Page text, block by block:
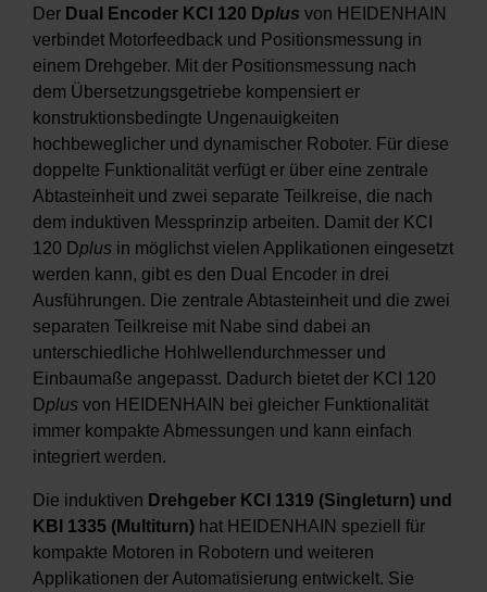
Der Dual Encoder KCI 120 Dplus von HEIDENHAIN
verbindet Motorfeedback und Positionsmessung in
einem Drehgeber. Mit der Positionsmessung nach
dem Übersetzungsgetriebe kompensiert er
konstruktionsbedingte Ungenauigkeiten
hochbeweglicher und dynamischer Roboter. Für diese
doppelte Funktionalität verfügt er über eine zentrale
Abtasteinheit und zwei separate Teilkreise, die nach
dem induktiven Messprinzip arbeiten. Damit der KCI
120 Dplus in möglichst vielen Applikationen eingesetzt
werden kann, gibt es den Dual Encoder in drei
Ausführungen. Die zentrale Abtasteinheit und die zwei
separaten Teilkreise mit Nabe sind dabei an
unterschiedliche Hohlwellendurchmesser und
Einbaumaße angepasst. Dadurch bietet der KCI 120
Dplus von HEIDENHAIN bei gleicher Funktionalität
immer kompakte Abmessungen und kann einfach
integriert werden.
Die induktiven Drehgeber KCI 1319 (Singleturn) und
KBI 1335 (Multiturn) hat HEIDENHAIN speziell für
kompakte Motoren in Robotern und weiteren
Applikationen der Automatisierung entwickelt. Sie